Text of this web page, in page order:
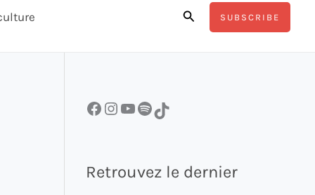
RechercherSUBSCRIBE
Facebook InstagramYouTube Spotify TikTok
Retrouvez le dernier